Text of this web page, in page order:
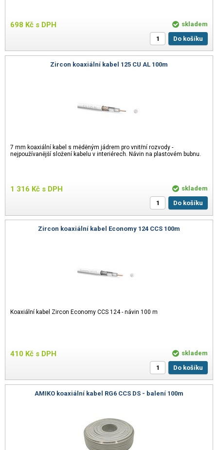
698 Kč s DPH
skladem
Do košíku
Zircon koaxiální kabel 125 CU AL 100m
7 mm koaxiální kabel s měděným jádrem pro vnitřní rozvody -
nejpoužívanější složení kabelu v interiérech. Návin na plastovém bubnu.
1 316 Kč s DPH
skladem
Do košíku
Zircon koaxiální kabel Economy 124 CCS 100m
Koaxiální kabel Zircon Economy CCS 124 - návin 100 m
410 Kč s DPH
skladem
Do košíku
AMIKO koaxiální kabel RG6 CCS DS - balení 100m